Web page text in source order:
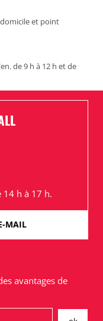
et point
de 9 h à 12 h et de
14 h à 17 h.
MAIL
avantages de